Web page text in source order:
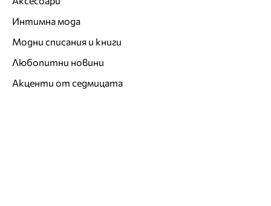
Интимна мода
Модни списания и книги
Любопитни новини
Акценти от седмицата